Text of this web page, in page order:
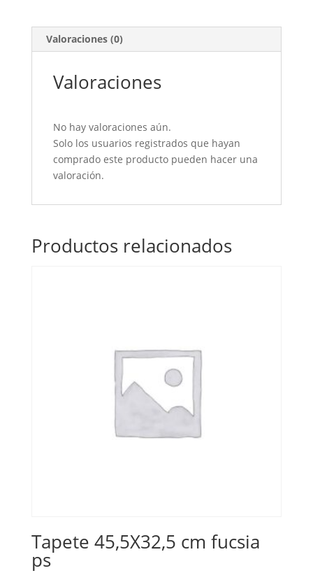
Valoraciones (0)
Valoraciones
No hay valoraciones aún.
Solo los usuarios registrados que hayan
comprado este producto pueden hacer una
valoración.
Productos relacionados
Tapete 45,5X32,5 cm fucsia
ps